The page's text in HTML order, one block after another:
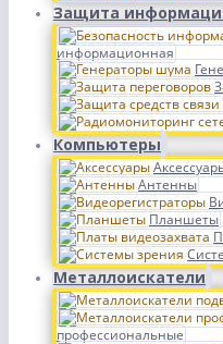
Защита
информационная
Компьютеры
Антенны
Планшеты
Металлоискатели
профессиональные